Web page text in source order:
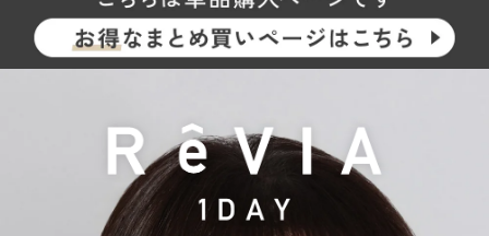
ージモデルに KIM CHAEWON（キム・チェウォン）さんが就任
し、イメージを一新しました。
新シリーズとして、CLEAR 2week（クリアツーウィーク）／CLE
裸眼風のナチュラルデザインから、さりげなく盛れるタイプ、普
段使いに最適なサークルレンズ、クリアコンタクトレンズまで、
豊富なバリエーションで多くの方々の瞳に寄り添い続けていま